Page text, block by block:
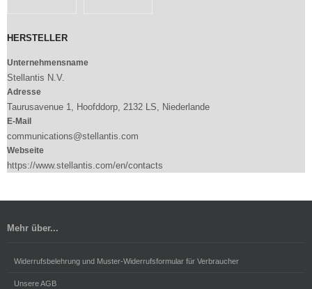
HERSTELLER
Unternehmensname
Stellantis N.V.
Adresse
Taurusavenue 1, Hoofddorp, 2132 LS, Niederlande
E-Mail
communications@stellantis.com
Webseite
https://www.stellantis.com/en/contacts
Mehr über...
Widerrufsbelehrung und Muster-Widerrufsformular für Verbraucher
Unsere AGB